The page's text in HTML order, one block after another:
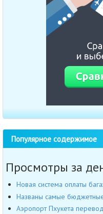
Популярное содержимое
Просмотры за
Новая система оплаты
Названы самые
Аэропорт Пхукета